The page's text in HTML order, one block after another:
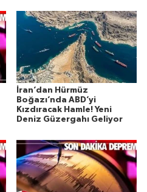
İran’dan Hürmüz
Boğazı’nda ABD’yi
Kızdıracak Hamle! Yeni
Deniz Güzergahı Geliyor